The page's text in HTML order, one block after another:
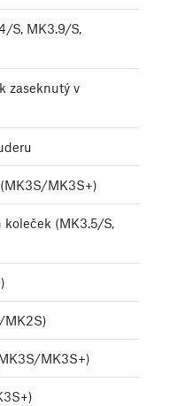
S, MK3.9/S,
zaseknutý v
MK3S+)
(MK3.5/S,
MK2S)
MK3S+)